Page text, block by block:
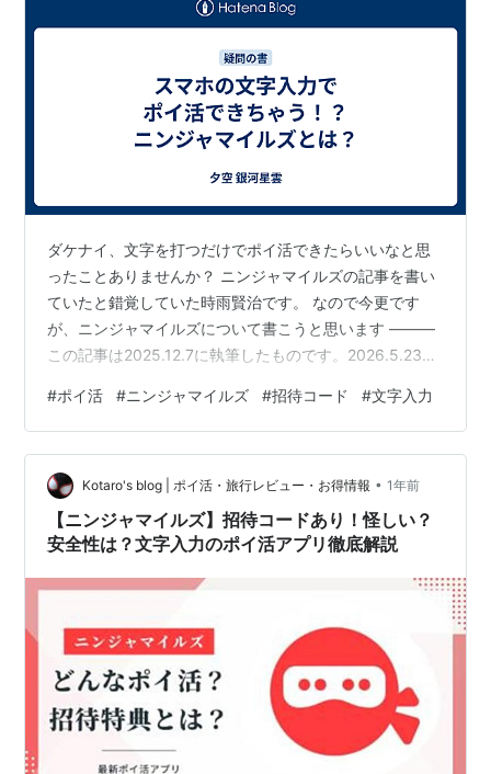
ダケナイ、文字を打つだけでポイ活できたらいいなと思
ったことありませんか？ ニンジャマイルズの記事を書い
ていたと錯覚していた時雨賢治です。 なので今更です
が、ニンジャマイルズについて書こうと思います ―――
この記事は2025.12.7に執筆したものです。2026.5.23に
#ポイ活 #ニンジャマイルズ #招待コード #文字入力
Kotaro's blog | ポイ活・旅行レビュー・お得情報 • 1年前
【ニンジャマイルズ】招待コードあり！怪しい？
安全性は？文字入力のポイ活アプリ徹底解説